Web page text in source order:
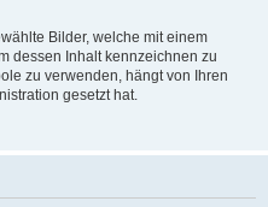
Bilder, welche mit einem
dessen Inhalt kennzeichnen zu
zu verwenden, hängt von Ihren
gesetzt hat.